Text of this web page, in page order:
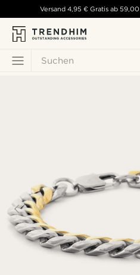
Suchen
Versand 4,95 € Gratis ab